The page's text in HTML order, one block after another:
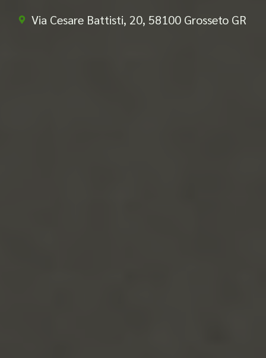
Via Cesare Battisti, 20, 58100 Grosseto GR